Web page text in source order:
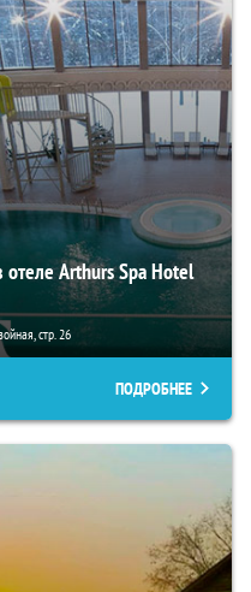
Arthurs Spa Hotel
стр. 26
ПОДРОБНЕЕ